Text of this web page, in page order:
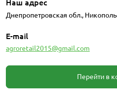
Наш адрес
Днепропетровская обл.,
E-mail
agroretail2015@gmail.com
Перейти в